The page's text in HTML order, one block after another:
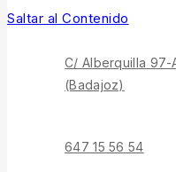
Saltar al Contenido
C/ Alberquilla 97-
(Badajoz)
647 15 56 54